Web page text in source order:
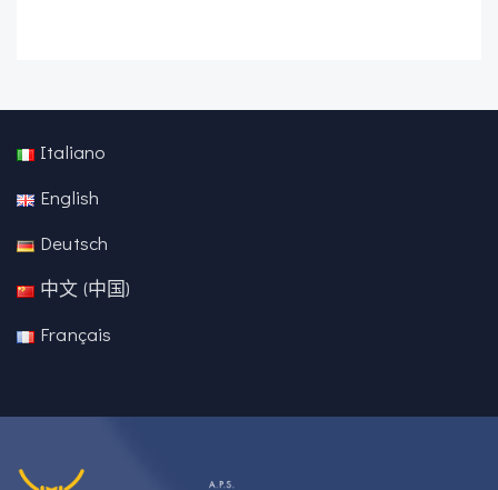
Italiano
English
Deutsch
中文 (中国)
Français